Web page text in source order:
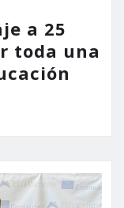
a 25
toda una